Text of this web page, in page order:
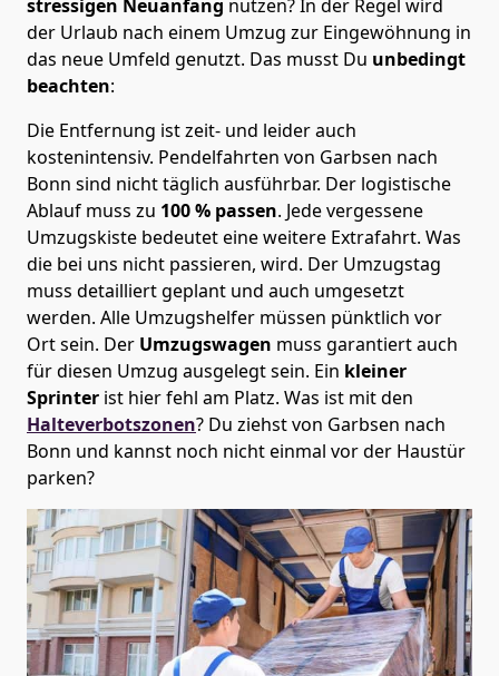
stressigen Neuanfang nutzen? In der Regel wird
der Urlaub nach einem Umzug zur Eingewöhnung in
das neue Umfeld genutzt. Das musst Du unbedingt
beachten:
Die Entfernung ist zeit- und leider auch
kostenintensiv. Pendelfahrten von Garbsen nach
Bonn sind nicht täglich ausführbar. Der logistische
Ablauf muss zu 100 % passen. Jede vergessene
Umzugskiste bedeutet eine weitere Extrafahrt. Was
die bei uns nicht passieren, wird. Der Umzugstag
muss detailliert geplant und auch umgesetzt
werden. Alle Umzugshelfer müssen pünktlich vor
Ort sein. Der Umzugswagen muss garantiert auch
für diesen Umzug ausgelegt sein. Ein kleiner
Sprinter ist hier fehl am Platz. Was ist mit den
Halteverbotszonen? Du ziehst von Garbsen nach
Bonn und kannst noch nicht einmal vor der Haustür
parken?